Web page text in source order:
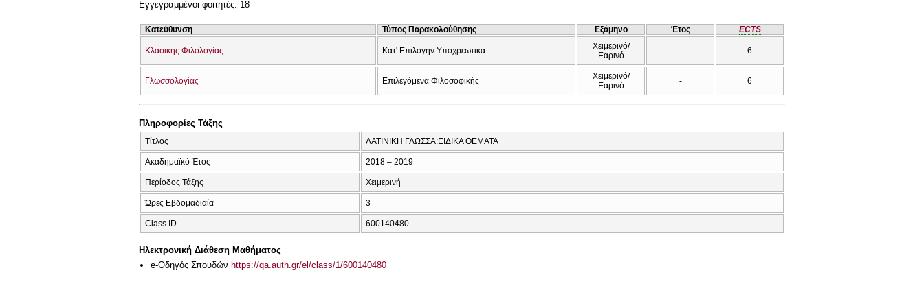
Εγγεγραμμένοι φοιτητές: 18
Κατεύθυνση Τύπος Παρακολούθησης Εξάμηνο Έτος ECTS
Κλασικής Φιλολογίας Κατ' Επιλογήν Υποχρεωτικά
Χειμερινό/
Εαρινό
- 6
Γλωσσολογίας Επιλεγόμενα Φιλοσοφικής
Χειμερινό/
Εαρινό
- 6
Πληροφορίες Τάξης
Τίτλος ΛΑΤΙΝΙΚΗ ΓΛΩΣΣΑ:ΕΙΔΙΚΑ ΘΕΜΑΤΑ
Ακαδημαϊκό Έτος 2018 – 2019
Περίοδος Τάξης Χειμερινή
Ώρες Εβδομαδιαία 3
Class ID 600140480
Ηλεκτρονική Διάθεση Μαθήματος
e-Οδηγός Σπουδών https://qa.auth.gr/el/class/1/600140480